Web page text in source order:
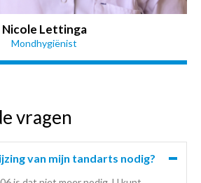
Nicole Lettinga
Mondhygiënist
vragen
van mijn tandarts nodig?